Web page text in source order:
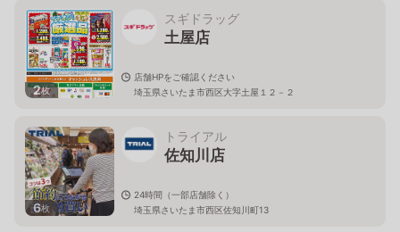
2枚
スギドラッグ
土屋店
店舗HPをご確認ください
埼玉県さいたま市西区大字土屋１２－２
6枚
トライアル
佐知川店
24時間（一部店舗除く）
埼玉県さいたま市西区佐知川町13